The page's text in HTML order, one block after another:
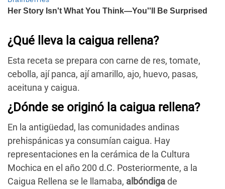
¿Qué lleva la caigua rellena?
Esta receta se prepara con carne de res, tomate,
cebolla, ají panca, ají amarillo, ajo, huevo, pasas,
aceituna y caigua.
¿Dónde se originó la caigua rellena?
En la antigüedad, las comunidades andinas
prehispánicas ya consumían caigua. Hay
representaciones en la cerámica de la Cultura
Mochica en el año 200 d.C. Posteriormente, a la
Caigua Rellena se le llamaba, albóndigade